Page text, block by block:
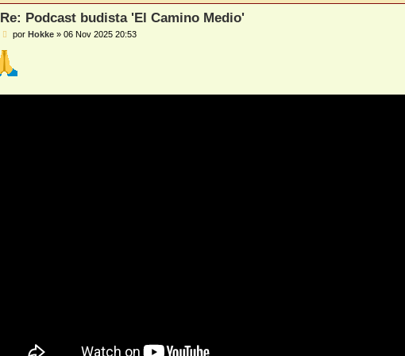
Re: Podcast budista 'El Camino Medio'
M
s
a
e
porHokke »06 Nov 2025 20:53